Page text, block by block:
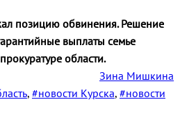
позицию обвинения. Решение
выплаты семье
области.
Зина Мишкина
, #новости Курска, #новости